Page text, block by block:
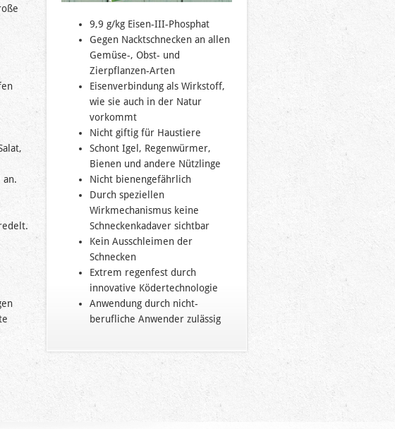
an.
9,9 g/kg Eisen-III-Phosphat
Gegen Nacktschnecken an allen
Gemüse-, Obst- und
Zierpflanzen-Arten
Eisenverbindung als Wirkstoff,
wie sie auch in der Natur
vorkommt
Nicht giftig für Haustiere
Schont Igel, Regenwürmer,
Bienen und andere Nützlinge
Nicht bienengefährlich
Durch speziellen
Wirkmechanismus keine
Schneckenkadaver sichtbar
Kein Ausschleimen der
Schnecken
Extrem regenfest durch
innovative Ködertechnologie
Anwendung durch nicht-
berufliche Anwender zulässig